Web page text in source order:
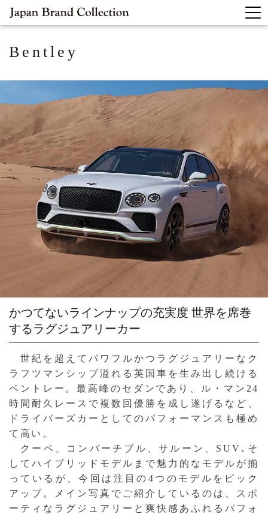
Bentley
かつてないラインナップの充実度 世界を席巻
するラグジュアリーカー
世紀を超えてパワフルかつラグジュアリーなク
ラフツマンシップ溢れる英国車を生み出し続ける
ベントレー。最高峰のセダンであり、ル・マン24
時間耐久レースで複数回優勝を成し遂げるなど、
ドライバーズカーとしてのパフォーマンスも極め
て高い。
クーペ、コンバーチブル、サルーン、SUV､そ
してハイブリッドモデルまで魅力的なモデルが揃
っているが、今回は注目の4つのモデルをピック
アップ。メイン写真でご紹介しているのは、スポ
ーティなラグジュアリーと爽快感あふれるパフォ